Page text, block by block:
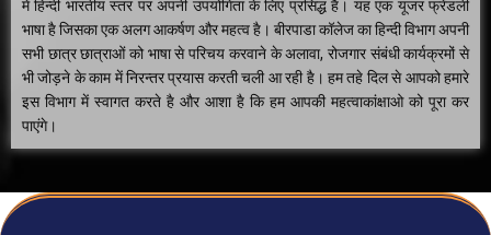
में हिन्दी भारतीय स्तर पर अपनी उपयोगिता के लिए प्रसिद्ध है। यह एक यूजर फ्रेंडली
भाषा है जिसका एक अलग आकर्षण और महत्व है। बीरपाडा कॉलेज का हिन्दी विभाग अपनी
सभी छात्र छात्राओं को भाषा से परिचय करवाने के अलावा, रोजगार संबंधी कार्यक्रमों से
भी जोड़ने के काम में निरन्तर प्रयास करती चली आ रही है। हम तहे दिल से आपको हमारे
इस विभाग में स्वागत करते है और आशा है कि हम आपकी महत्वाकांक्षाओ को पूरा कर
पाएंगे।